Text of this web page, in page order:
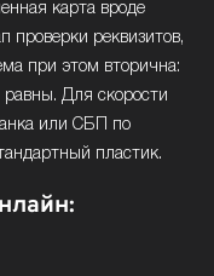
карта вроде
проверки реквизитов,
при этом вторична:
Для скорости
или СБП по
пластик.